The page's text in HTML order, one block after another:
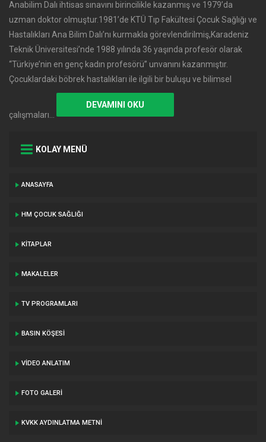
Anabilim Dalı ihtisas sınavını birincilikle kazanmış ve 1979’da
uzman doktor olmuştur.1981’de KTÜ Tıp Fakültesi Çocuk Sağlığı ve
Hastalıkları Ana Bilim Dalı’nı kurmakla görevlendirilmiş,Karadeniz
Teknik Üniversitesi’nde 1988 yılında 36 yaşında profesör olarak
‘‘Türkiye’nin en genç kadın profesörü’’ unvanını kazanmıştır.
Çocuklardaki böbrek hastalıkları ile ilgili bir buluşu ve bilimsel
çalışmaları…
DEVAMINI OKU
KOLAY MENÜ
ANASAYFA
HM ÇOCUK SAĞLIĞI
KITAPLAR
MAKALELER
TV PROGRAMLARI
BASIN KÖŞESI
VIDEO ANLATIM
FOTO GALERI
KVKK AYDINLATMA METNI